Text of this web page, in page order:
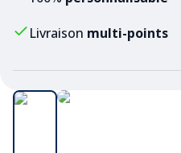
Livraison multi-points